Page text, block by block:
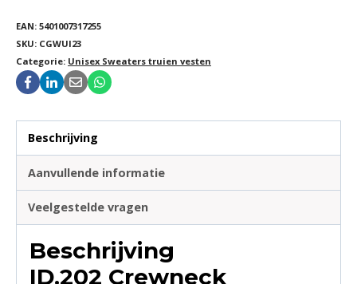
EAN: 5401007317255
SKU: CGWUI23
Categorie: Unisex Sweaters truien vesten
Beschrijving
Aanvullende informatie
Veelgestelde vragen
Beschrijving
ID.202 Crewneck